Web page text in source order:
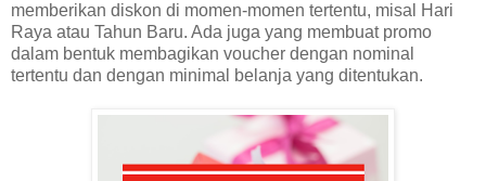
memberikan diskon di momen-momen tertentu, misal Hari
Raya atau Tahun Baru. Ada juga yang membuat promo
dalam bentuk membagikan voucher dengan nominal
tertentu dan dengan minimal belanja yang ditentukan.